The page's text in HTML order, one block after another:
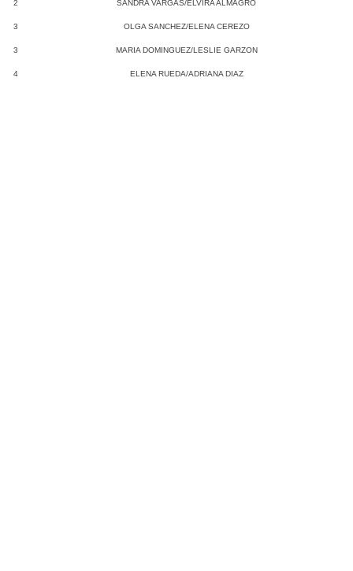
2 SANDRA VARGAS/ELVIRA ALMAGRO
3 OLGA SANCHEZ/ELENA CEREZO
3 MARIA DOMINGUEZ/LESLIE GARZON
4 ELENA RUEDA/ADRIANA DIAZ